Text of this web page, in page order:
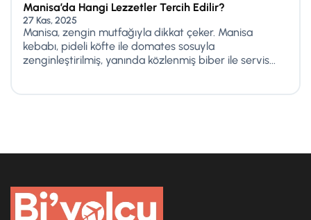
Manisa’da Hangi Lezzetler Tercih Edilir?
27 Kas, 2025
Manisa, zengin mutfağıyla dikkat çeker. Manisa
kebabı, pideli köfte ile domates sosuyla
zenginleştirilmiş, yanında közlenmiş biber ile servis...